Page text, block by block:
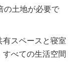
の土地が必要で
スペースと寝室
べての生活空間